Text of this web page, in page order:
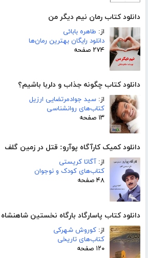
دانلود کتاب رمان نیم دیگر من
از: طاهره بابائی
دانلود رایگان بهترین رمان‌ها
۲۷۴ صفحه
دانلود کتاب چگونه جذاب و دلربا باشیم؟
از: سید جوادمرتضایی ارزیل
کتاب‌های روانشناسی
۱۳ صفحه
دانلود کمیک کارآگاه پوآرو: قتل در زمین گلف
از: آگاتا کریستی
کتاب‌های کودک و نوجوان
۴۸ صفحه
دانلود کتاب پاسارگاد بارگاه نخستین
از: کوروش شهرکی
کتاب‌های تاریخی
۱۲۰ صفحه